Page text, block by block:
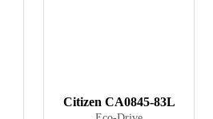
Citizen CA0845-83L